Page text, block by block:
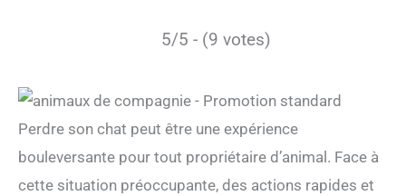
5/5 - (9 votes)
Perdre son chat peut être une expérience
bouleversante pour tout propriétaire d’animal. Face à
cette situation préoccupante, des actions rapides et